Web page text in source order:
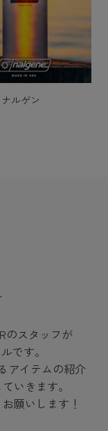
ルゲン
のスタッフが
です。
アイテムの紹介
いきます。
願いします！